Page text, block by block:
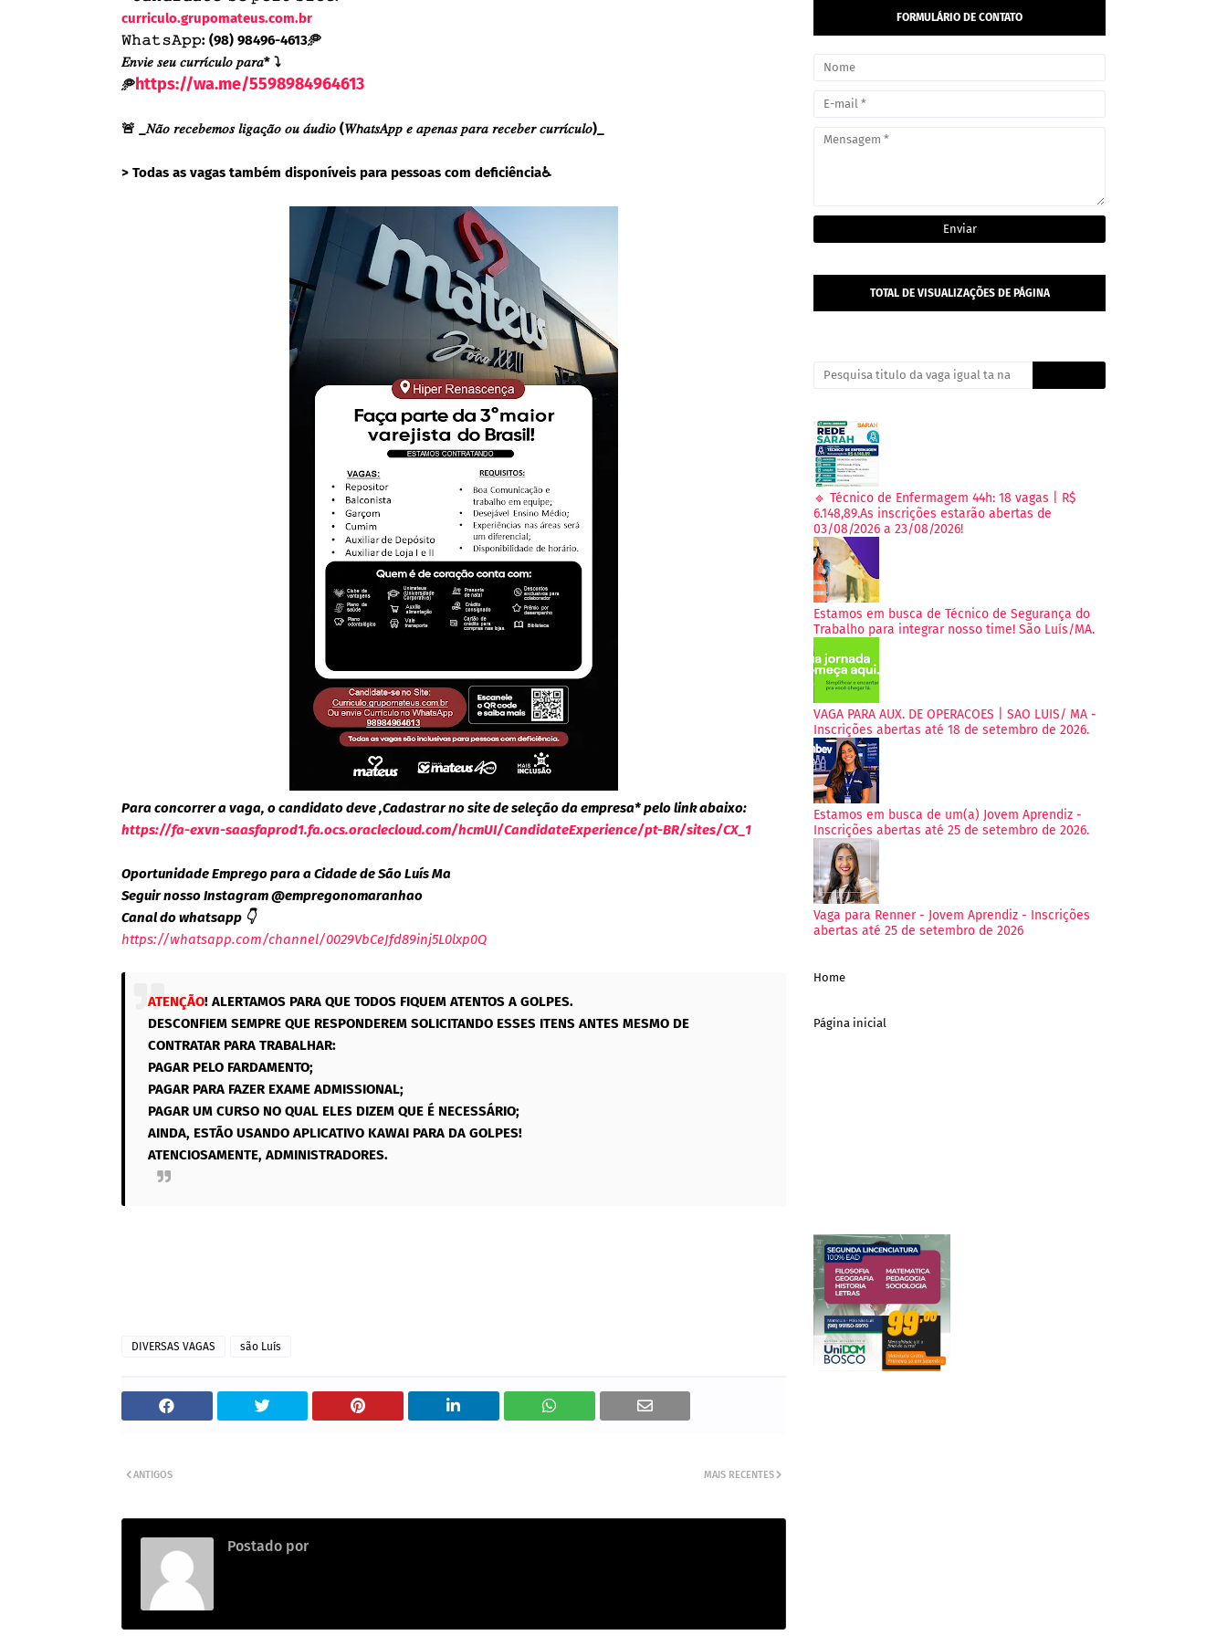
curriculo.grupomateus.com.br
𝚆𝚑𝚊𝚝𝚜𝙰𝚙𝚙: (98) 98496-4613🥏
𝐸𝑛𝑣𝑖𝑒 𝑠𝑒𝑢 𝑐𝑢𝑟𝑟𝜄́𝑐𝑢𝑙𝑜 𝑝𝑎𝑟𝑎* ⤵️
🥏https://wa.me/5598984964613
🚨 _𝑁𝑎̃𝑜 𝑟𝑒𝑐𝑒𝑏𝑒𝑚𝑜𝑠 𝑙𝑖𝑔𝑎𝑐̧𝑎̃𝑜 𝑜𝑢 𝑎́𝑢𝑑𝑖𝑜 (𝑊𝘩𝑎𝑡𝑠𝐴𝑝𝑝 𝑒 𝑎𝑝𝑒𝑛𝑎𝑠 𝑝𝑎𝑟𝑎 𝑟𝑒𝑐𝑒𝑏𝑒𝑟 𝑐𝑢𝑟𝑟𝜄́𝑐𝑢𝑙𝑜)_
> Todas as vagas também disponíveis para pessoas com deficiência♿
Para concorrer a vaga, o candidato deve ,Cadastrar no site de seleção da empresa* pelo link abaixo:
https://fa-exvn-saasfaprod1.fa.ocs.oraclecloud.com/hcmUI/CandidateExperience/pt-BR/sites/CX_1
Oportunidade Emprego para a Cidade de São Luís Ma
Seguir nosso Instagram @empregonomaranhao
Canal do whatsapp 👇
https://whatsapp.com/channel/0029VbCeJfd89inj5L0lxp0Q
ATENÇÃO! ALERTAMOS PARA QUE TODOS FIQUEM ATENTOS A GOLPES.
DESCONFIEM SEMPRE QUE RESPONDEREM SOLICITANDO ESSES ITENS ANTES MESMO DE
CONTRATAR PARA TRABALHAR:
PAGAR PELO FARDAMENTO;
PAGAR PARA FAZER EXAME ADMISSIONAL;
PAGAR UM CURSO NO QUAL ELES DIZEM QUE É NECESSÁRIO;
AINDA, ESTÃO USANDO APLICATIVO KAWAI PARA DA GOLPES!
ATENCIOSAMENTE, ADMINISTRADORES.
DIVERSAS VAGAS são Luís
MAIS RECENTES
ANTIGOS
Postado por
FORMULÁRIO DE CONTATO
TOTAL DE VISUALIZAÇÕES DE PÁGINA
🔹 Técnico de Enfermagem 44h: 18 vagas | R$
6.148,89.As inscrições estarão abertas de
03/08/2026 a 23/08/2026!
Estamos em busca de Técnico de Segurança do
Trabalho para integrar nosso time! São Luís/MA.
VAGA PARA AUX. DE OPERACOES | SAO LUIS/ MA -
Inscrições abertas até 18 de setembro de 2026.
Estamos em busca de um(a) Jovem Aprendiz -
Inscrições abertas até 25 de setembro de 2026.
Vaga para Renner - Jovem Aprendiz - Inscrições
abertas até 25 de setembro de 2026
Home
Página inicial